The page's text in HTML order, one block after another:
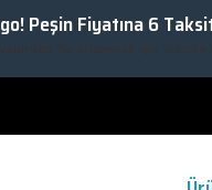
Peşin Fiyatına 6